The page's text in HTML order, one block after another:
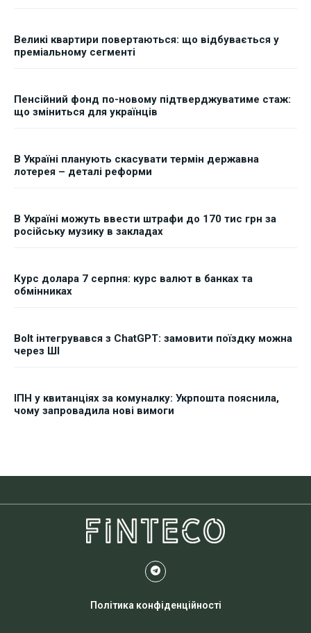
Великі квартири повертаються: що відбувається у
преміальному сегменті
Пенсійний фонд по-новому підтверджуватиме стаж:
що зміниться для українців
В Україні планують скасувати термін державна
лотерея – деталі реформи
В Україні можуть ввести штрафи до 170 тис грн за
російську музику в закладах
Курс долара 7 серпня: курс валют в банках та
обмінниках
Bolt інтегрувався з ChatGPT: замовити поїздку можна
через ШІ
ІПН у квитанціях за комуналку: Укрпошта пояснила,
чому запровадила нові вимоги
Політика конфіденційності